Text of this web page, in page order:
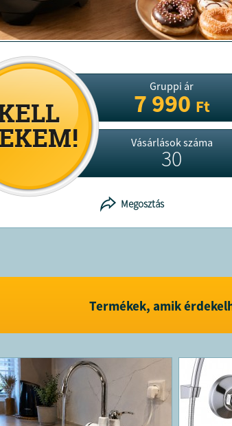
Gruppi ár
7 990Ft
Vásárlások száma
30
Megosztás
Termékek, amik